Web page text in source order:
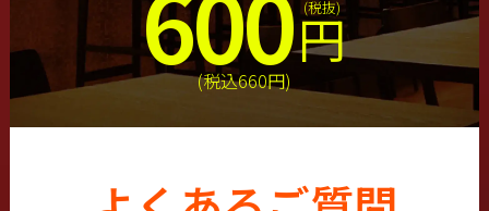
(税抜)
円
(税込660円)